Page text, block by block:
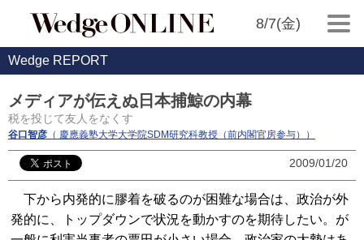
8/7(金)
Wedge REPORT
メディアが伝えぬ日本捕鯨の内幕
税を投じて友人をなくす
谷口智彦 （ 慶應義塾大学大学院SDM研究科教授（前内閣官房参与））
2009/01/20
下から内発的に膠着を破るのが困難な場合は、政治が外
発的に、トップダウンで状況を動かすのを期待したい。が